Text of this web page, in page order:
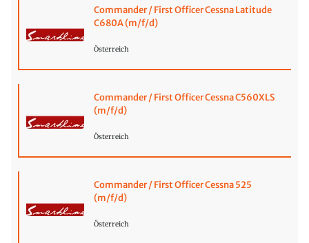
Commander / First Officer Cessna Latitude
C680A (m/f/d)
Österreich
Commander / First Officer Cessna C560XLS
(m/f/d)
Österreich
Commander / First Officer Cessna 525
(m/f/d)
Österreich